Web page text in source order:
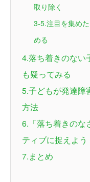
取り除く
3-5.注目を集め
める
4.落ち着きのない
も疑ってみる
5.子どもが発達障
方法
6.「落ち着きのな
ティブに捉えよう
7.まとめ